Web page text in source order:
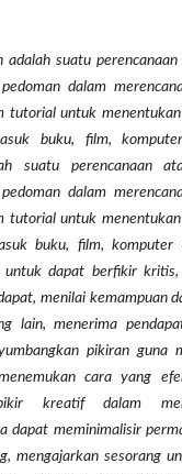
adalah suatu
dalam
tutorial untuk
buku, film,
suatu perencanaan
dalam
tutorial untuk
buku, film, komputer
untuk dapat berfikir kritis,
menilai kemampuan
lain, menerima
pikiran guna
cara yang
kreatif dalam
dapat meminimalisir
mengajarkan sesorang